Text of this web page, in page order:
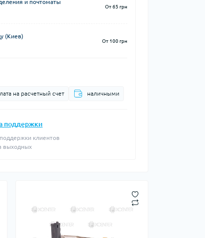
и почтоматы
От 65 грн
(Киев)
От 100 грн
на расчетный счет наличными
поддержки
клиентов
выходных